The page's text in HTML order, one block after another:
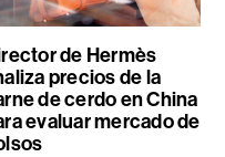
de Hermès
precios de la
de cerdo en China
evaluar mercado de